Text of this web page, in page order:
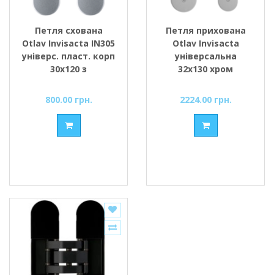
Петля схована
Otlav Invisacta IN305
універс. пласт. корп
30x120 з
матовий
800.00 грн.
Петля прихована
Otlav Invisacta
універсальна
32x130 хром
2224.00 грн.